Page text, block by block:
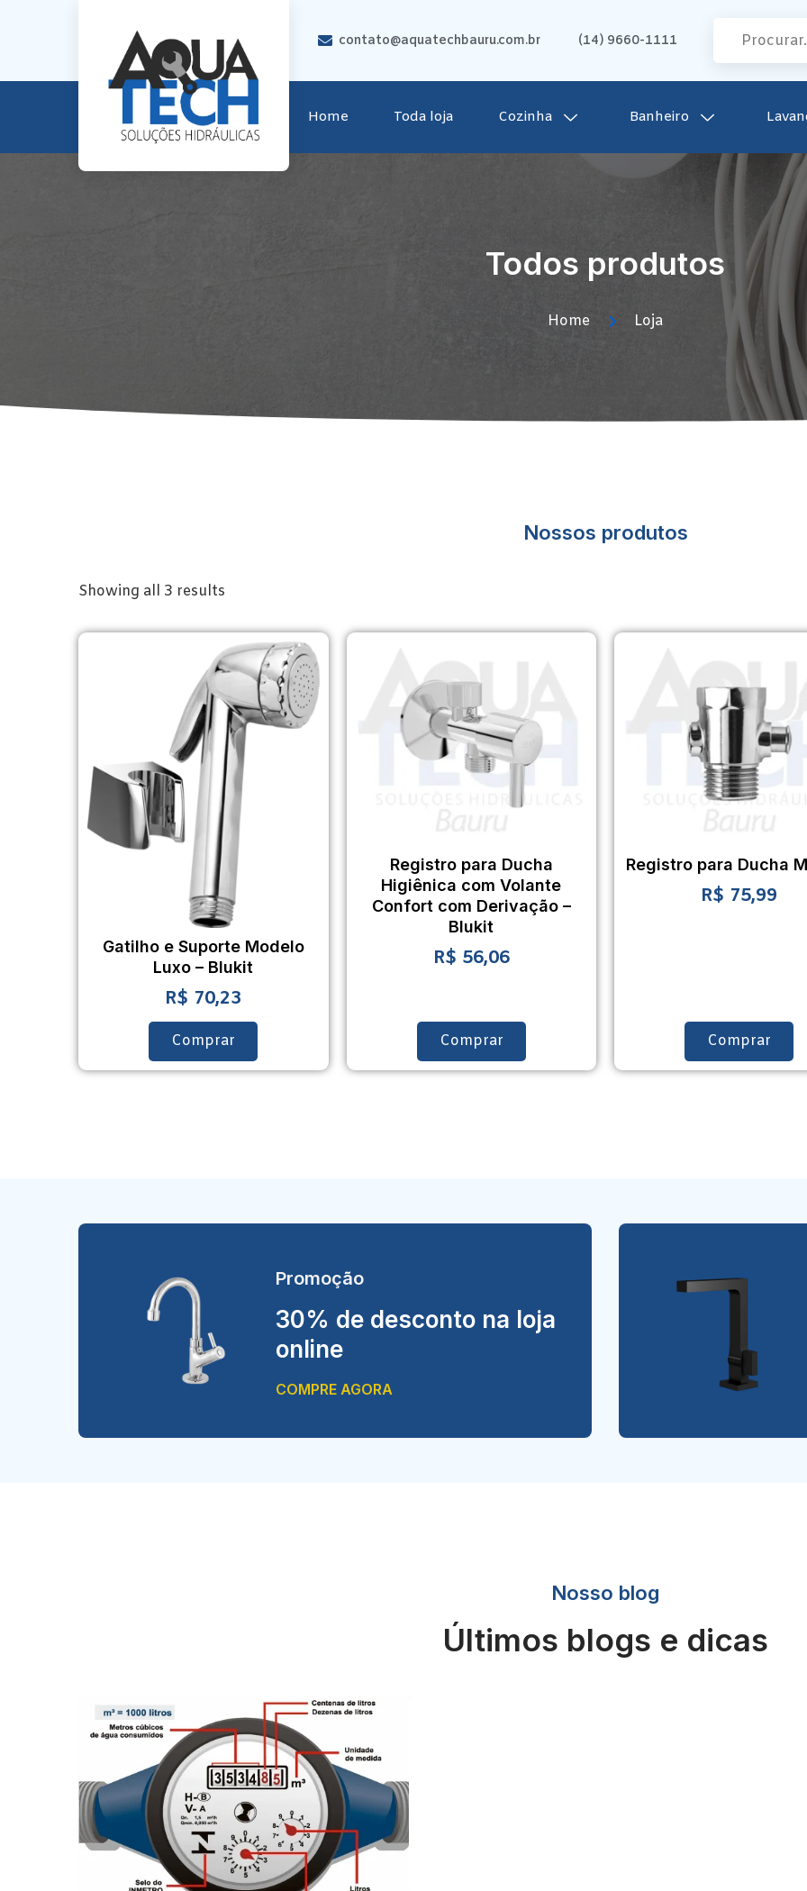
contato@aquatechbauru.com.br (14) 9660-1111
Home Toda loja Cozinha Banheiro
Todos produtos
Home Loja
Nossos produtos
Showing all 3 results
Gatilho e Suporte Modelo
Luxo – Blukit
R$ 70,23
Comprar
Registro para Ducha
Higiênica com Volante
Confort com Derivação –
Blukit
R$ 56,06
Comprar
Registro para Ducha
R$ 75,99
Comprar
Promoção
30% de desconto na loja
online
COMPRE AGORA
Nosso blog
Últimos blogs e dicas